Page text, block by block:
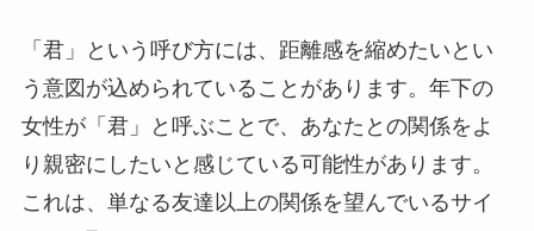
「君」という呼び方には、距離感を縮めたいとい
う意図が込められていることがあります。年下の
女性が「君」と呼ぶことで、あなたとの関係をよ
り親密にしたいと感じている可能性があります。
これは、単なる友達以上の関係を望んでいるサイ